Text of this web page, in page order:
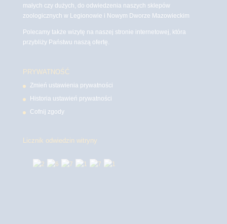
małych czy dużych, do odwiedzenia naszych sklepów
zoologicznych w Legionowie i Nowym Dworze Mazowieckim
Polecamy także wizytę na naszej stronie internetowej, która
przybliży Państwu naszą ofertę.
PRYWATNOŚĆ
Zmień ustawienia prywatności
Historia ustawień prywatności
Cofnij zgody
Licznik odwiedzin witryny